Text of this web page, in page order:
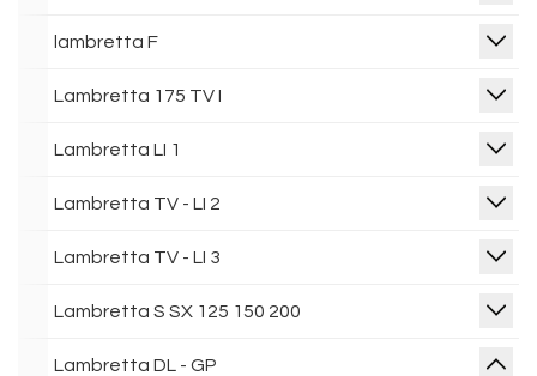
lambretta F
Lambretta 175 TV I
Lambretta LI 1
Lambretta TV - LI 2
Lambretta TV - LI 3
Lambretta S SX 125 150 200
Lambretta DL - GP